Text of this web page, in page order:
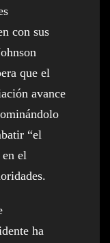
con sus
que el
avance
“el
el
ha